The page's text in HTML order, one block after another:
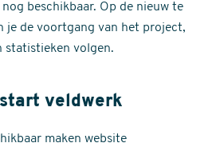
beschikbaar. Op de nieuw te
je de voortgang van het project,
statistieken volgen.
veldwerk
maken website